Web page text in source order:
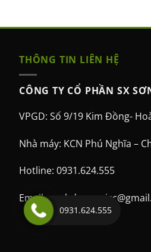
THÔNG TIN LIÊN HỆ
CÔNG TY CỔ PHẦN SX
VPGD: Số 9/19 Kim Đồng-
Nhà máy: KCN Phú Nghĩa –
Hotline: 0931.624.555
Email:
0931.624.555